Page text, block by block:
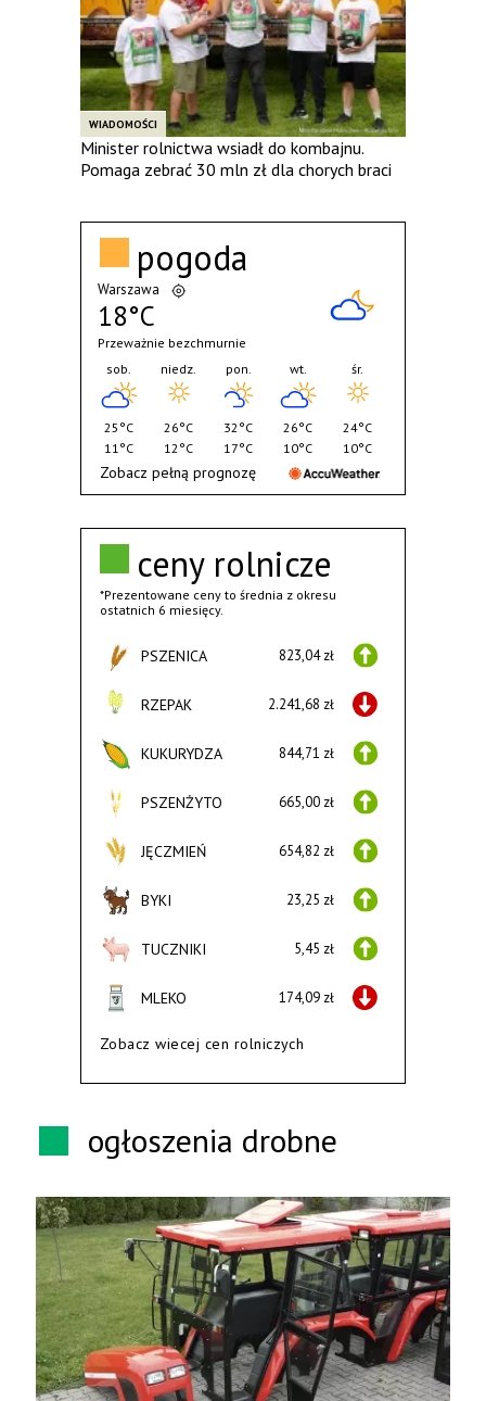
WIADOMOŚCI
Minister rolnictwa wsiadł do kombajnu.
Pomaga zebrać 30 mln zł dla chorych braci
ceny rolnicze
*Prezentowane ceny to średnia z okresu
ostatnich 6 miesięcy.
PSZENICA 823,04 zł
RZEPAK 2.241,68 zł
KUKURYDZA 844,71 zł
PSZENŻYTO 665,00 zł
JĘCZMIEŃ 654,82 zł
BYKI 23,25 zł
TUCZNIKI 5,45 zł
MLEKO 174,09 zł
Zobacz wiecej cen rolniczych
pogoda
Warszawa
18°C
Przeważnie bezchmurnie
sob.
25°C
11°C
niedz.
26°C
12°C
pon.
32°C
17°C
wt.
26°C
10°C
śr.
24°C
10°C
Zobacz pełną prognozę
ogłoszenia drobne